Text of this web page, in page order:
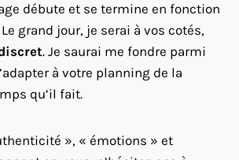
débute et se termine en fonction
grand jour, je serai à vos cotés,
. Je saurai me fondre parmi
à votre planning de la
qu’il fait.
», « émotions » et